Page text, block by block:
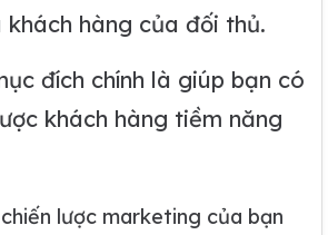
khách hàng của đối thủ.
đích chính là giúp bạn có
khách hàng tiềm năng
lược marketing của bạn